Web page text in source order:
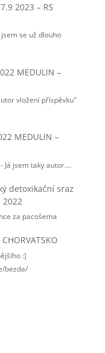
2023 – RS
se už dlouho
MEDULIN –
vložení příspěvku"
MEDULIN –
Já jsem taky autor....
detoxikační sraz
2022
za pacošema
:)
bezda/